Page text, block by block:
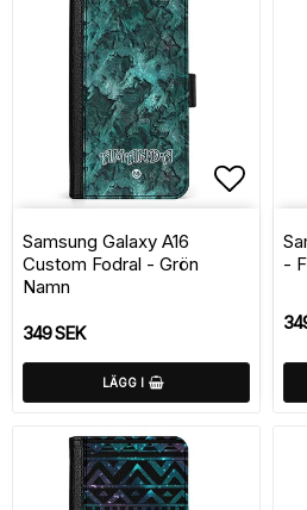
Lägg
Samsung Galaxy A16
Custom Fodral - Grön
Namn
349 SEK
LÄGG I
-